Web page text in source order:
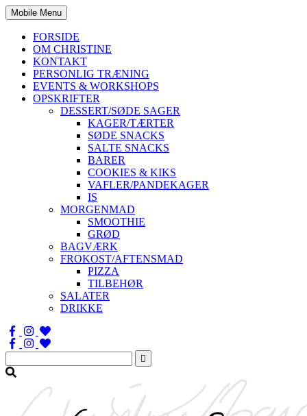
Mobile Menu
FORSIDE
OM CHRISTINE
KONTAKT
PERSONLIG TRÆNING
EVENTS & WORKSHOPS
OPSKRIFTER
DESSERT/SØDE SAGER
KAGER/TÆRTER
SØDE SNACKS
SALTE SNACKS
BARER
COOKIES & KIKS
VAFLER/PANDEKAGER
IS
MORGENMAD
SMOOTHIE
GRØD
BAGVÆRK
FROKOST/AFTENSMAD
PIZZA
TILBEHØR
SALATER
DRIKKE
Søg
efter: